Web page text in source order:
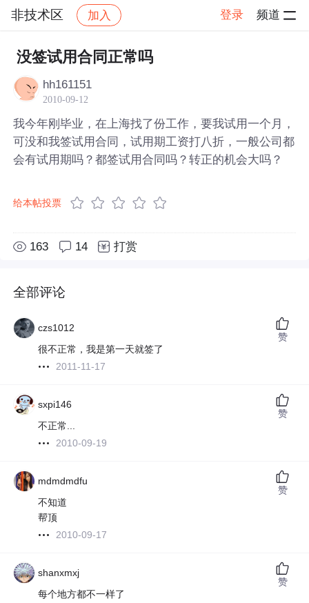
非技术区 加入 登录 频道
社区 非技术区 帖子详情
没签试用合同正常吗
hh161151
2010-09-12
我今年刚毕业，在上海找了份工作，要我试用一个月，
可没和我签试用合同，试用期工资打八折，一般公司都
会有试用期吗？都签试用合同吗？转正的机会大吗？
给本帖投票
163 14 打赏
全部评论
czs1012
很不正常，我是第一天就签了
2011-11-17
赞
sxpi146
不正常...
2010-09-19
赞
mdmdmdfu
不知道
帮顶
2010-09-17
赞
shanxmxj
每个地方都不一样了
赞